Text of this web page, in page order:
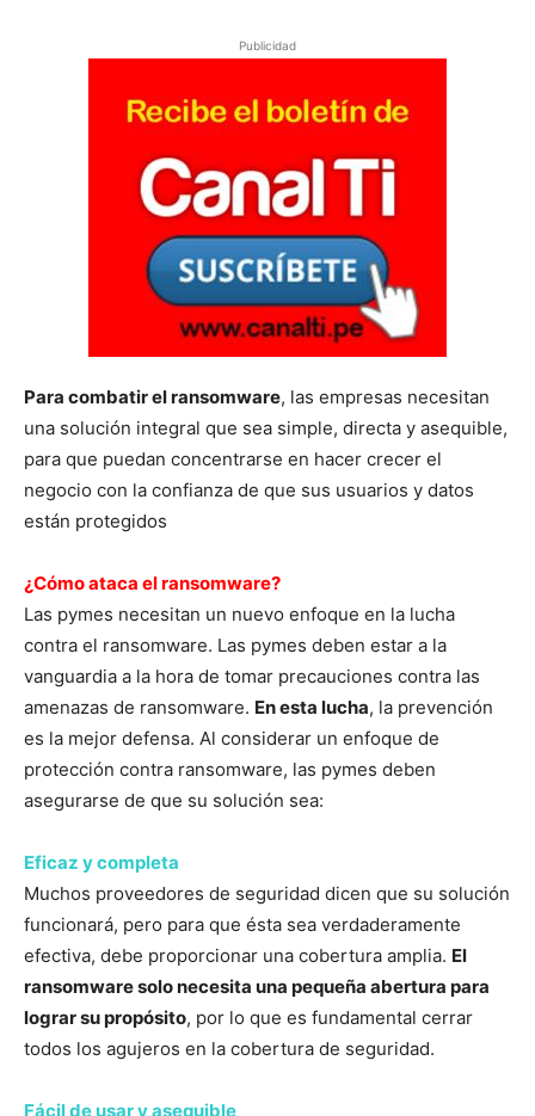
Publicidad
Para combatir el ransomware, las empresas necesitan
una solución integral que sea simple, directa y asequible,
para que puedan concentrarse en hacer crecer el
negocio con la confianza de que sus usuarios y datos
están protegidos
¿Cómo ataca el ransomware?
Las pymes necesitan un nuevo enfoque en la lucha
contra el ransomware. Las pymes deben estar a la
vanguardia a la hora de tomar precauciones contra las
amenazas de ransomware. En esta lucha, la prevención
es la mejor defensa. Al considerar un enfoque de
protección contra ransomware, las pymes deben
asegurarse de que su solución sea:
Eficaz y completa
Muchos proveedores de seguridad dicen que su solución
funcionará, pero para que ésta sea verdaderamente
efectiva, debe proporcionar una cobertura amplia. El
ransomware solo necesita una pequeña abertura para
lograr su propósito, por lo que es fundamental cerrar
todos los agujeros en la cobertura de seguridad.
Fácil de usar y asequible